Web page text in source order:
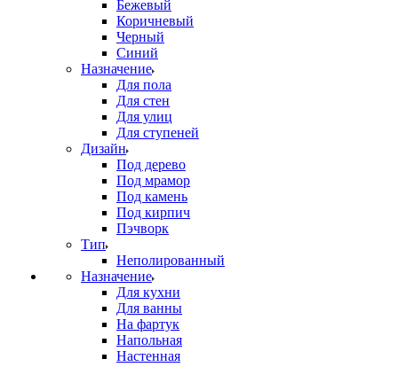
Бежевый
Коричневый
Черный
Синий
Назначение
Для пола
Для стен
Для улиц
Для ступеней
Дизайн
Под дерево
Под мрамор
Под камень
Под кирпич
Пэчворк
Тип
Неполированный
Назначение
Для кухни
Для ванны
На фартук
Напольная
Настенная